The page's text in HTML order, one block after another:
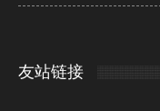
友站链接